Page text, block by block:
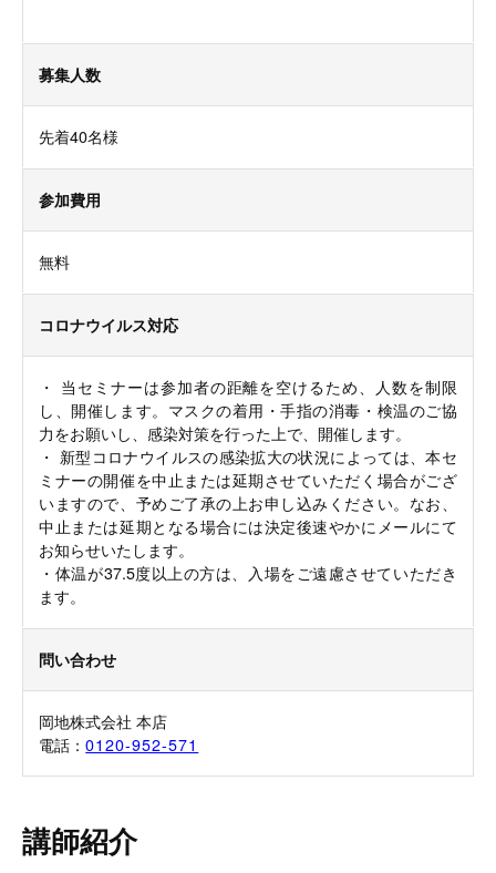
募集人数
先着40名様
参加費用
無料
コロナウイルス対応
・ 当セミナーは参加者の距離を空けるため、人数を制限
し、開催します。マスクの着用・手指の消毒・検温のご協
力をお願いし、感染対策を行った上で、開催します。
・ 新型コロナウイルスの感染拡大の状況によっては、本セ
ミナーの開催を中止または延期させていただく場合がござ
いますので、予めご了承の上お申し込みください。なお、
中止または延期となる場合には決定後速やかにメールにて
お知らせいたします。
・体温が37.5度以上の方は、入場をご遠慮させていただき
ます。
問い合わせ
岡地株式会社 本店
電話：0120-952-571
講師紹介